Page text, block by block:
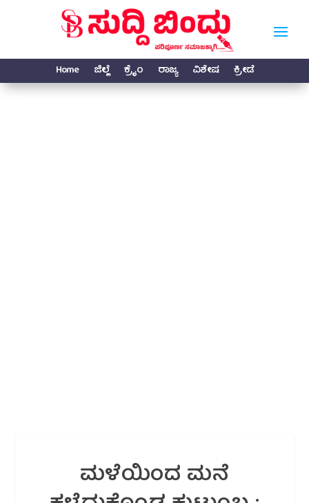
Home ಜಿಲ್ಲೆ ಕ್ರೈಂ ರಾಜ್ಯ ವಿಶೇಷ ಕ್ರೀಡೆ
ಮಳೆಯಿಂದ ಮನೆ